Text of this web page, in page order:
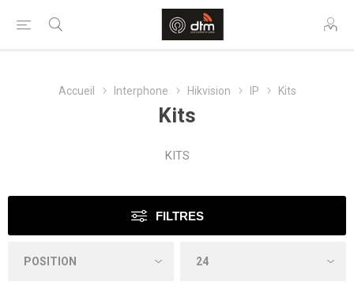
Accueil Interphone Hikvision IP Kits
Kits
KITS
FILTRES